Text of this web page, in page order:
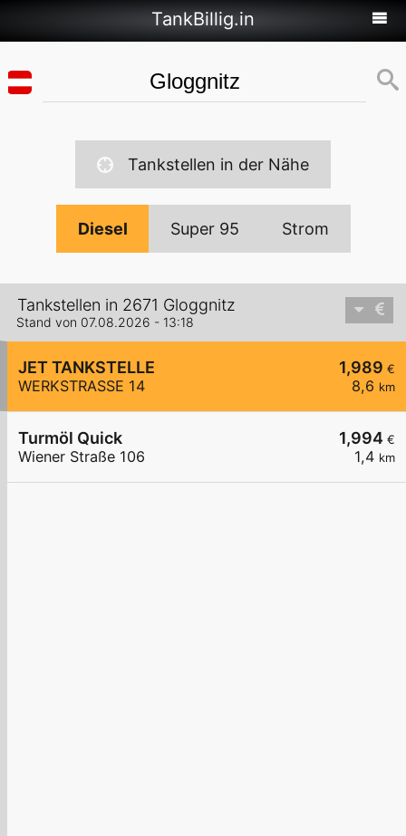
TankBillig.in
Tankstellen in der Nähe
Diesel Super 95 Strom
Tankstellen in 2671 Gloggnitz
Stand von 07.08.2026 - 13:18
1,989 €
8,6 km
JET TANKSTELLE
WERKSTRASSE 14
1,994 €
1,4 km
Turmöl Quick
Wiener Straße 106